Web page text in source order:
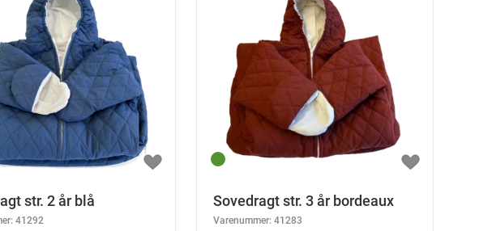
str. 2 år blå
41292
Sovedragt str. 3 år bordeaux
Varenummer: 41283